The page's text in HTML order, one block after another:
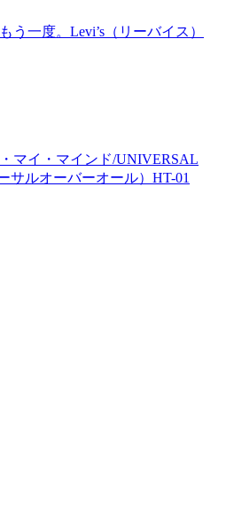
う一度。Levi’s（リーバイス）
マイ・マインド/UNIVERSAL
サルオーバーオール）HT-01